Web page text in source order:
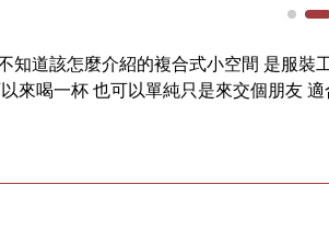
知道該怎麼介紹的複合式小空間 是服裝
來喝一杯 也可以單純只是來交個朋友